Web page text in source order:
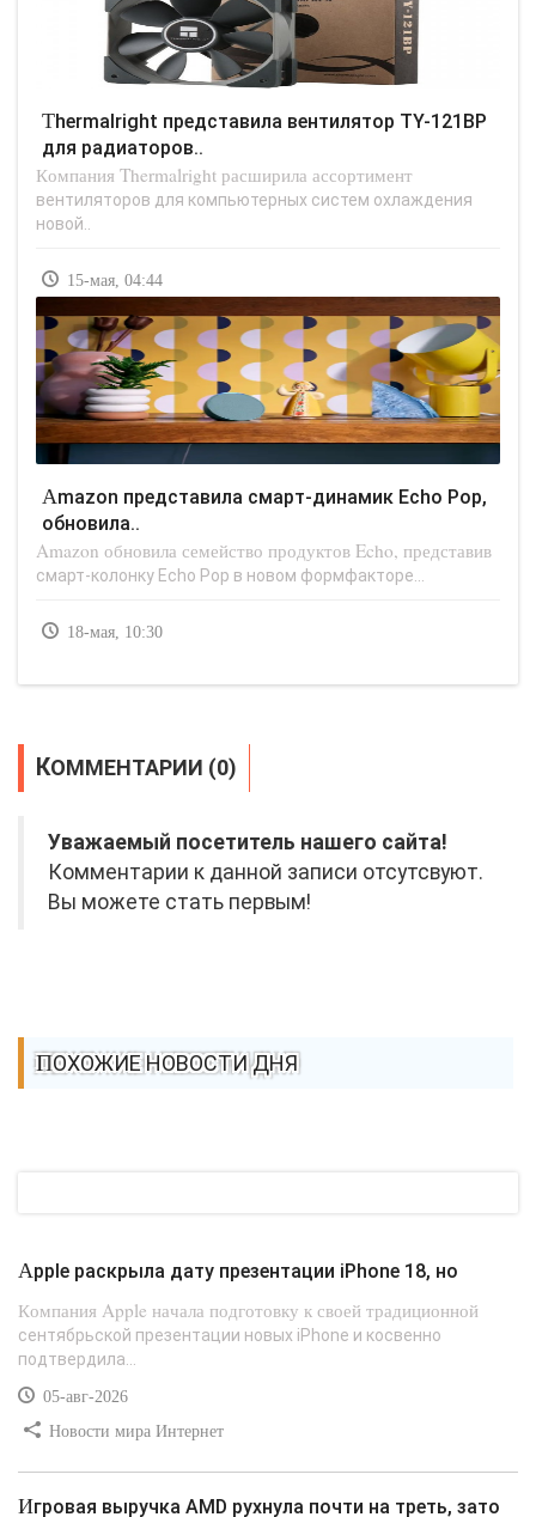
Thermalright представила вентилятор TY-121BP
для радиаторов..
Компания Thermalright расширила ассортимент
вентиляторов для компьютерных систем охлаждения
новой..
15-мая, 04:44
Amazon представила смарт-динамик Echo Pop,
обновила..
Amazon обновила семейство продуктов Echo, представив
смарт-колонку Echo Pop в новом формфакторе...
18-мая, 10:30
КОММЕНТАРИИ (0)
Уважаемый посетитель нашего сайта!
Комментарии к данной записи отсутсвуют.
Вы можете стать первым!
ПОХОЖИЕ НОВОСТИ ДНЯ
Apple раскрыла дату презентации iPhone 18, но
Компания Apple начала подготовку к своей традиционной
сентябрьской презентации новых iPhone и косвенно
подтвердила...
05-авг-2026
Новости мира Интернет
Игровая выручка AMD рухнула почти на треть, зато